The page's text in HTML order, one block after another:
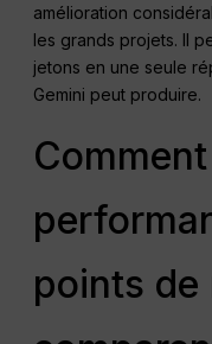
amélioration
les grands projets. Il
jetons en une seule
Gemini peut produire.
points de